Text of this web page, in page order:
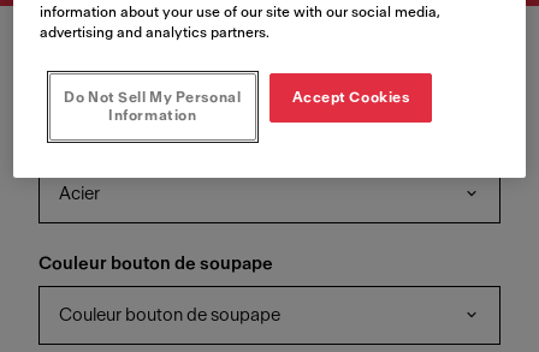
Couleur de la soupape
Acier
Couleur bouton de soupape
Couleur bouton de soupape
information about your use of our site with our social media,
advertising and analytics partners.
Do Not Sell My Personal
Information
Accept Cookies